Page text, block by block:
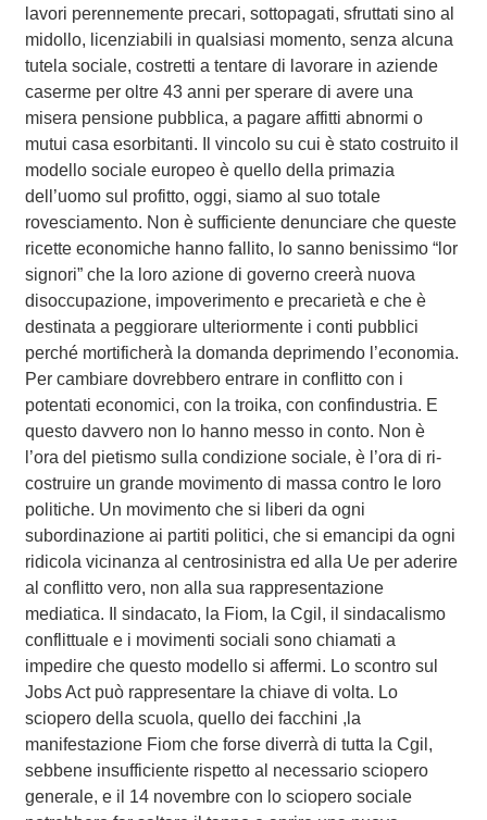
lavori perennemente precari, sottopagati, sfruttati sino al
midollo, licenziabili in qualsiasi momento, senza alcuna
tutela sociale, costretti a tentare di lavorare in aziende
caserme per oltre 43 anni per sperare di avere una
misera pensione pubblica, a pagare affitti abnormi o
mutui casa esorbitanti. Il vincolo su cui è stato costruito il
modello sociale europeo è quello della primazia
dell’uomo sul profitto, oggi, siamo al suo totale
rovesciamento. Non è sufficiente denunciare che queste
ricette economiche hanno fallito, lo sanno benissimo “lor
signori” che la loro azione di governo creerà nuova
disoccupazione, impoverimento e precarietà e che è
destinata a peggiorare ulteriormente i conti pubblici
perché mortificherà la domanda deprimendo l’economia.
Per cambiare dovrebbero entrare in conflitto con i
potentati economici, con la troika, con confindustria. E
questo davvero non lo hanno messo in conto. Non è
l’ora del pietismo sulla condizione sociale, è l’ora di ri-
costruire un grande movimento di massa contro le loro
politiche. Un movimento che si liberi da ogni
subordinazione ai partiti politici, che si emancipi da ogni
ridicola vicinanza al centrosinistra ed alla Ue per aderire
al conflitto vero, non alla sua rappresentazione
mediatica. Il sindacato, la Fiom, la Cgil, il sindacalismo
conflittuale e i movimenti sociali sono chiamati a
impedire che questo modello si affermi. Lo scontro sul
Jobs Act può rappresentare la chiave di volta. Lo
sciopero della scuola, quello dei facchini ,la
manifestazione Fiom che forse diverrà di tutta la Cgil,
sebbene insufficiente rispetto al necessario sciopero
generale, e il 14 novembre con lo sciopero sociale